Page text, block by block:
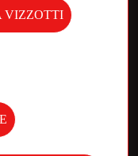
VIZZOTTI